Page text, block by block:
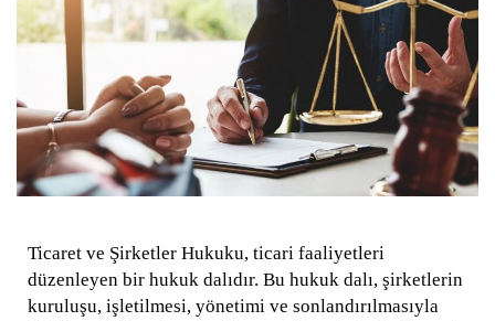
Ticaret ve Şirketler Hukuku, ticari faaliyetleri
düzenleyen bir hukuk dalıdır. Bu hukuk dalı, şirketlerin
kuruluşu, işletilmesi, yönetimi ve sonlandırılmasıyla